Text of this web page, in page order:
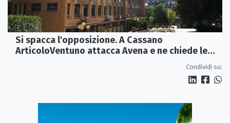
Si spacca l'opposizione. A Cassano
ArticoloVentuno attacca Avena e ne chiede le
Condividi su: